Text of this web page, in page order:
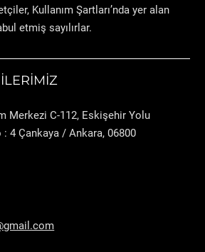
Kullanım Şartları’nda yer alan
etmiş sayılırlar.
Merkezi C-112, Eskişehir Yolu
: 4 Çankaya / Ankara, 06800